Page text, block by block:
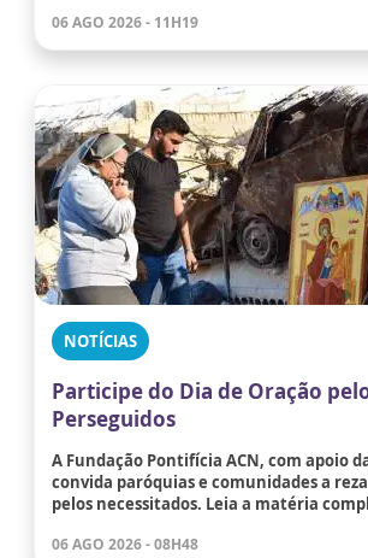
06 AGO 2026 - 11H19
NOTÍCIAS
Participe do Dia de Oração
Perseguidos
A Fundação Pontifícia ACN, com apoio
convida paróquias e comunidades a
pelos necessitados. Leia a matéria
06 AGO 2026 - 08H48